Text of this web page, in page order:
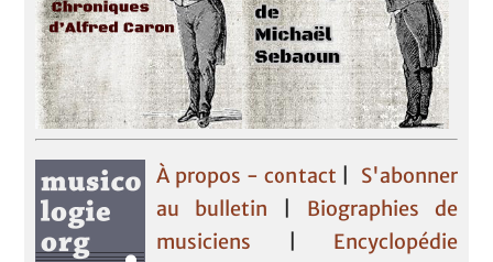
À propos - contact
S'abonner
au bulletin
Biographies de
musiciens
Encyclopédie